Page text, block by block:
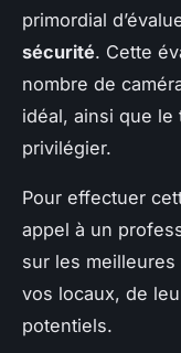
primordial
sécurité. Cette
nombre de
idéal, ainsi que
privilégier.
Pour effectuer
appel à un
sur les
vos locaux, de
potentiels.